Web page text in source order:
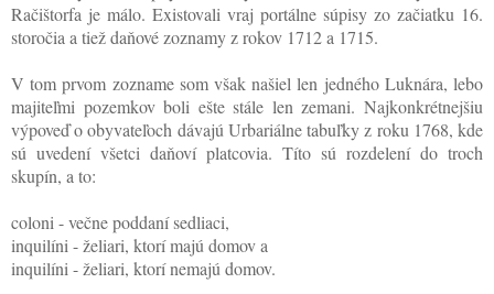
Račištorfa je málo. Existovali vraj portálne súpisy zo začiatku 16.
storočia a tiež daňové zoznamy z rokov 1712 a 1715.
V tom prvom zozname som však našiel len jedného Luknára, lebo
majiteľmi pozemkov boli ešte stále len zemani. Najkonkrétnejšiu
výpoveď o obyvateľoch dávajú Urbariálne tabuľky z roku 1768, kde
sú uvedení všetci daňoví platcovia. Títo sú rozdelení do troch
skupín, a to:
coloni - večne poddaní sedliaci,
inquilíni - želiari, ktorí majú domov a
inquilíni - želiari, ktorí nemajú domov.